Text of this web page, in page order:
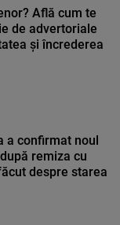
Află cum te
de advertoriale
și încrederea
a confirmat noul
remiza cu
despre starea